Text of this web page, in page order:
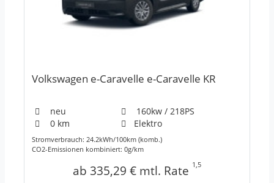
Volkswagen e-Caravelle e-Caravelle KR
neu
160kw / 218PS
0 km
Elektro
Stromverbrauch: 24.2kWh/100km (komb.)
CO2-Emissionen kombiniert: 0g/km
ab 335,29 € mtl. Rate 1,5